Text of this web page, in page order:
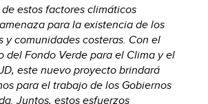
de estos factores climáticos
para la existencia de los
y comunidades costeras. Con el
del Fondo Verde para el Clima y el
este nuevo proyecto brindará
para el trabajo de los Gobiernos
Juntos, estos esfuerzos